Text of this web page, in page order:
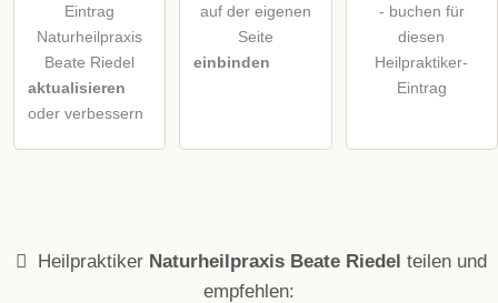
Eintrag
Naturheilpraxis
Beate Riedel
aktualisieren
oder verbessern
auf der eigenen
Seite
einbinden
- buchen für
diesen
Heilpraktiker-
Eintrag
Heilpraktiker Naturheilpraxis Beate Riedel teilen und
empfehlen: